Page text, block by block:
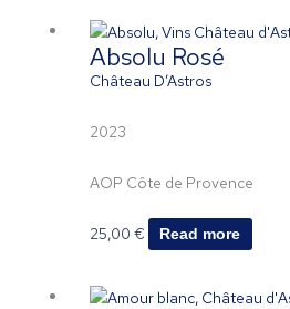
Absolu Rosé
Château D’Astros
2023
AOP Côte de Provence
25,00€ Read more